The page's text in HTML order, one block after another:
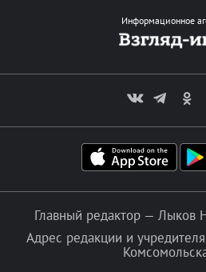
Информационное
Главный редактор — Лыков
Адрес редакции и